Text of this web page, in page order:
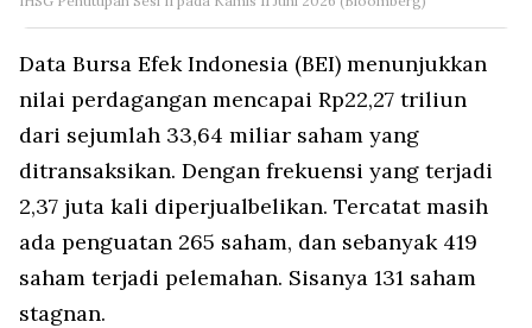
Data Bursa Efek Indonesia (BEI) menunjukkan
nilai perdagangan mencapai Rp22,27 triliun
dari sejumlah 33,64 miliar saham yang
ditransaksikan. Dengan frekuensi yang terjadi
2,37 juta kali diperjualbelikan. Tercatat masih
ada penguatan 265 saham, dan sebanyak 419
saham terjadi pelemahan. Sisanya 131 saham
stagnan.